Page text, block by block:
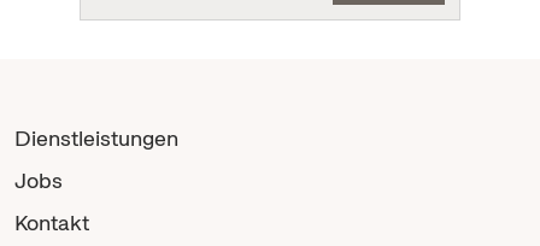
Dienstleistungen
Jobs
Kontakt